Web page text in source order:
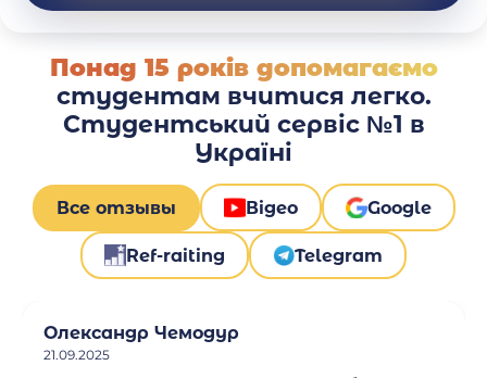
Понад 15 років допомагаємо
студентам вчитися легко.
Студентський сервіс №1 в
Україні
Все отзывы Відео Google
Ref-raiting Telegram
Олександр Чемодур
21.09.2025